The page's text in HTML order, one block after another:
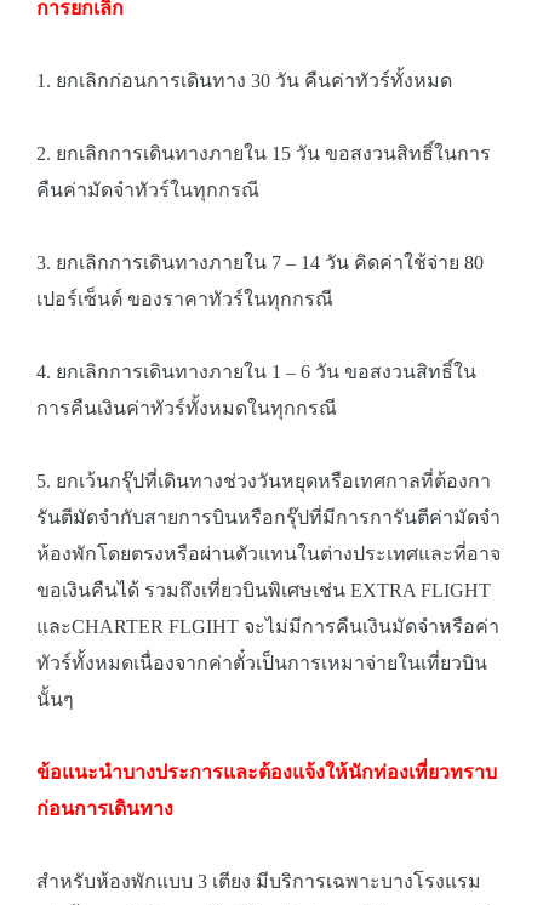
การยกเลิก
1. ยกเลิกก่อนการเดินทาง 30 วัน คืนค่าทัวร์ทั้งหมด
2. ยกเลิกการเดินทางภายใน 15 วัน ขอสงวนสิทธิ์ในการ
คืนค่ามัดจำทัวร์ในทุกกรณี
3. ยกเลิกการเดินทางภายใน 7 – 14 วัน คิดค่าใช้จ่าย 80
เปอร์เซ็นต์ ของราคาทัวร์ในทุกกรณี
4. ยกเลิกการเดินทางภายใน 1 – 6 วัน ขอสงวนสิทธิ์ใน
การคืนเงินค่าทัวร์ทั้งหมดในทุกกรณี
5. ยกเว้นกรุ๊ปที่เดินทางช่วงวันหยุดหรือเทศกาลที่ต้องกา
รันตีมัดจำกับสายการบินหรือกรุ๊ปที่มีการการันตีค่ามัดจำ
ห้องพักโดยตรงหรือผ่านตัวแทนในต่างประเทศและที่อาจ
ขอเงินคืนได้ รวมถึงเที่ยวบินพิเศษเช่น EXTRA FLIGHT
และCHARTER FLGIHT จะไม่มีการคืนเงินมัดจำหรือค่า
ทัวร์ทั้งหมดเนื่องจากค่าตั๋วเป็นการเหมาจ่ายในเที่ยวบิน
นั้นๆ
ข้อแนะนำบางประการและต้องแจ้งให้นักท่องเที่ยวทราบ
ก่อนการเดินทาง
สำหรับห้องพักแบบ 3 เตียง มีบริการเฉพาะบางโรงแรม